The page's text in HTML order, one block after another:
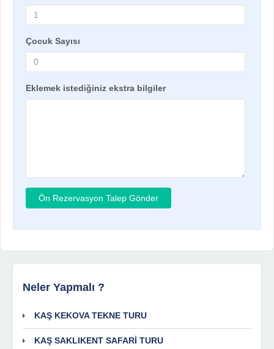
Çocuk Sayısı
Eklemek istediğiniz ekstra bilgiler
Neler Yapmalı ?
KAŞ KEKOVA TEKNE TURU
KAŞ SAKLIKENT SAFARİ TURU